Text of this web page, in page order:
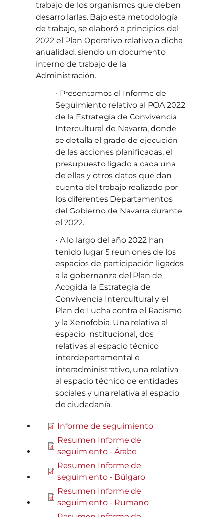
trabajo de los organismos que deben
desarrollarlas. Bajo esta metodología
de trabajo, se elaboró a principios del
2022 el Plan Operativo relativo a dicha
anualidad, siendo un documento
interno de trabajo de la
Administración.
• Presentamos el Informe de
Seguimiento relativo al POA 2022
de la Estrategia de Convivencia
Intercultural de Navarra, donde
se detalla el grado de ejecución
de las acciones planificadas, el
presupuesto ligado a cada una
de ellas y otros datos que dan
cuenta del trabajo realizado por
los diferentes Departamentos
del Gobierno de Navarra durante
el 2022.
• A lo largo del año 2022 han
tenido lugar 5 reuniones de los
espacios de participación ligados
a la gobernanza del Plan de
Acogida, la Estrategia de
Convivencia Intercultural y el
Plan de Lucha contra el Racismo
y la Xenofobia. Una relativa al
espacio Institucional, dos
relativas al espacio técnico
interdepartamental e
interadministrativo, una relativa
al espacio técnico de entidades
sociales y una relativa al espacio
de ciudadanía.
Informe de seguimiento
Resumen Informe de
seguimiento - Árabe
Resumen Informe de
seguimiento - Búlgaro
Resumen Informe de
seguimiento - Rumano